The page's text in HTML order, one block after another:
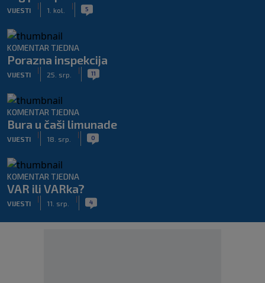
VIJESTI
|
1. kol.
| 5
KOMENTAR TJEDNA
Porazna inspekcija
VIJESTI
|
25. srp.
| 11
KOMENTAR TJEDNA
Bura u čaši limunade
VIJESTI
|
18. srp.
| 0
KOMENTAR TJEDNA
VAR ili VARka?
VIJESTI
|
11. srp.
| 4